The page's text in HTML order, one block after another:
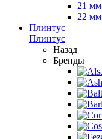
21 мм
22 мм
Плинтус
Плинтус
Назад
Бренды